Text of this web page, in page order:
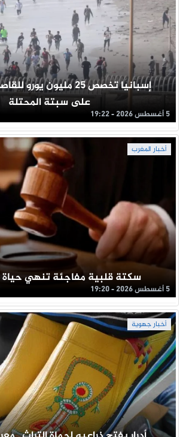
إسبانيا تخصص 25 مليون
على سبتة المحتلة
5 أغسطس 2026 - 19:22
أخبار المغرب
سكتة قلبية مفاجئة تنهي
5 أغسطس 2026 - 19:20
أخبار جهوية